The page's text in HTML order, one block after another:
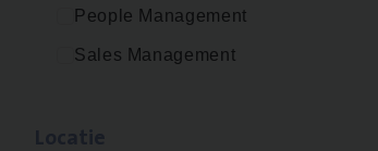
People Management
Sales Management